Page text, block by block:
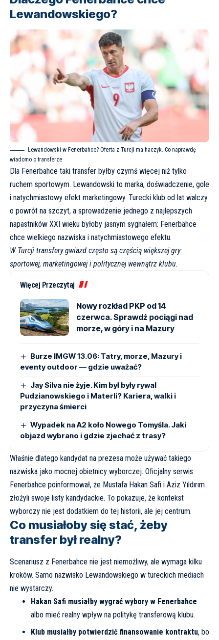
Lewandowskiego?
Lewandowski w Fenerbahce? Oferta z Turcji ma haczyk. Co naprawdę
wiadomo o transferze
Dla Fenerbahce taki transfer byłby czymś więcej niż tylko
ruchem sportowym. Lewandowski to marka, doświadczenie, gole
i natychmiastowy efekt marketingowy. Turecki klub od lat walczy
o powrót na szczyt, a sprowadzenie jednego z najlepszych
napastników XXI wieku byłoby jasnym sygnałem: Fenerbahce
chce wielkiego nazwiska i natychmiastowego efektu.
W Turcji transfery gwiazd często są częścią większej gry:
sportowej, marketingowej i politycznej wewnątrz klubu.
Więcej Przeczytaj
Nowy rozkład PKP od 14
czerwca. Sprawdź pociągi nad
morze, w góry i na Mazury
Burze IMGW 13.06: Tatry, morze, Mazury i
eventy outdoor — gdzie uważać?
Jay Silva nie żyje. Kim był były rywal
Pudzianowskiego i Materli? Kariera, walki i
przyczyna śmierci
Wypadek na A2 koło Nowego Tomyśla. Jaki
objazd wybrano i gdzie zjechać z trasy?
Właśnie dlatego kandydat na prezesa może używać takiego
nazwiska jako mocnej obietnicy wyborczej. Oficjalny serwis
Fenerbahce poinformował, że Mustafa Hakan Safi i Aziz Yıldırım
złożyli swoje listy kandydackie. To pokazuje, że kontekst
wyborczy nie jest dodatkiem do tej historii, ale jej centrum.
Co musiałoby się stać, żeby
transfer był realny?
Scenariusz z Fenerbahce nie jest niemożliwy, ale wymaga kilku
kroków. Samo nazwisko Lewandowskiego w tureckich mediach
nie wystarczy.
Hakan Safi musiałby wygrać wybory w Fenerbahce
albo mieć realny wpływ na politykę transferową klubu.
Klub musiałby potwierdzić finansowanie kontraktu, bo